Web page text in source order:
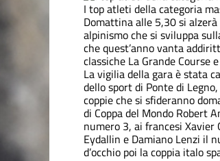
I top atleti della categoria
Domattina alle 5,30 si
alpinismo che si sviluppa
che quest’anno vanta
classiche La Grande Course
La vigilia della gara è stata
dello sport di Ponte di
coppie che si sfideranno
di Coppa del Mondo Robert
numero 3, ai francesi
Eydallin e Damiano Lenzi il
d’occhio poi la coppia italo